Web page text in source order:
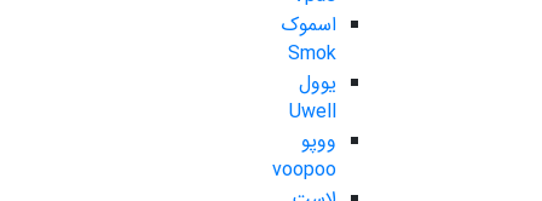
اسموک
Smok
یوول
Uwell
ووپو
voopoo